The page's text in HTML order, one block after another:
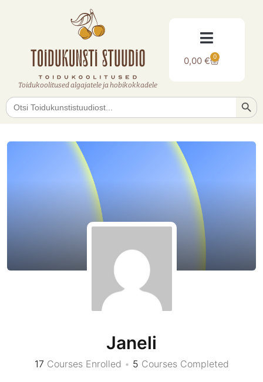
Toidukoolitused algajatele ja hobikokkadele
0,00€ 0
Search
for:
Janeli
17 Courses Enrolled • 5 Courses Completed